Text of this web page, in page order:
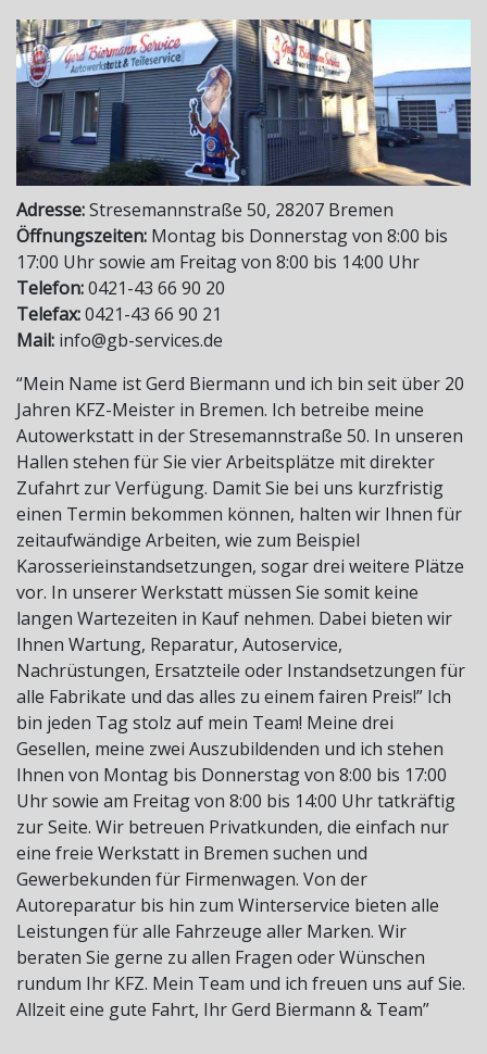
Adresse:Stresemannstraße 50, 28207 Bremen
Öffnungszeiten: Montag bis Donnerstag von 8:00 bis
17:00 Uhr sowie am Freitag von 8:00 bis 14:00 Uhr
Telefon:0421-43 66 90 20
Telefax:0421-43 66 90 21
Mail: info@gb-services.de
“Mein Name ist Gerd Biermann und ich bin seit über 20
Jahren KFZ-Meister in Bremen. Ich betreibe meine
Autowerkstatt in der Stresemannstraße 50. In unseren
Hallen stehen für Sie vier Arbeitsplätze mit direkter
Zufahrt zur Verfügung. Damit Sie bei uns kurzfristig
einen Termin bekommen können, halten wir Ihnen für
zeitaufwändige Arbeiten, wie zum Beispiel
Karosserieinstandsetzungen, sogar drei weitere Plätze
vor. In unserer Werkstatt müssen Sie somit keine
langen Wartezeiten in Kauf nehmen. Dabei bieten wir
Ihnen Wartung, Reparatur, Autoservice,
Nachrüstungen, Ersatzteile oder Instandsetzungen für
alle Fabrikate und das alles zu einem fairen Preis!” Ich
bin jeden Tag stolz auf mein Team! Meine drei
Gesellen, meine zwei Auszubildenden und ich stehen
Ihnen von Montag bis Donnerstag von 8:00 bis 17:00
Uhr sowie am Freitag von 8:00 bis 14:00 Uhr tatkräftig
zur Seite. Wir betreuen Privatkunden, die einfach nur
eine freie Werkstatt in Bremen suchen und
Gewerbekunden für Firmenwagen. Von der
Autoreparatur bis hin zum Winterservice bieten alle
Leistungen für alle Fahrzeuge aller Marken. Wir
beraten Sie gerne zu allen Fragen oder Wünschen
rundum Ihr KFZ. Mein Team und ich freuen uns auf Sie.
Allzeit eine gute Fahrt, Ihr Gerd Biermann & Team”